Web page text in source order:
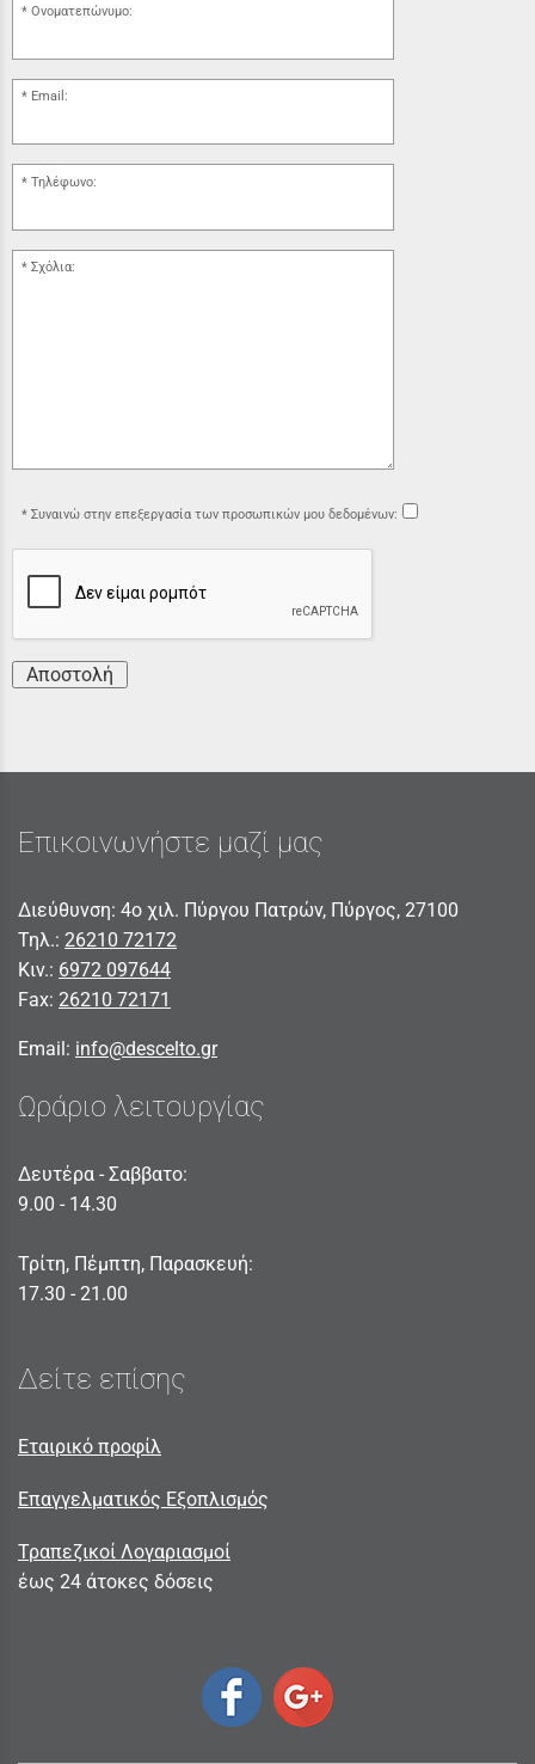
Ονοματεπώνυμο:
Email:
Τηλέφωνο:
Σχόλια:
Συναινώ στην επεξεργασία των προσωπικών μου δεδομένων:
Αποστολή
Επικοινωνήστε μαζί μας
Διεύθυνση: 4ο χιλ. Πύργου Πατρών, Πύργος, 27100
Τηλ.: 26210 72172
Κιν.: 6972 097644
Fax: 26210 72171
Email: info@descelto.gr
Ωράριο λειτουργίας
Δευτέρα - Σαββατο:
9.00 - 14.30
Τρίτη, Πέμπτη, Παρασκευή:
17.30 - 21.00
Δείτε επίσης
Εταιρικό προφίλ
Επαγγελματικός Εξοπλισμός
Τραπεζικοί Λογαριασμοί
έως 24 άτοκες δόσεις